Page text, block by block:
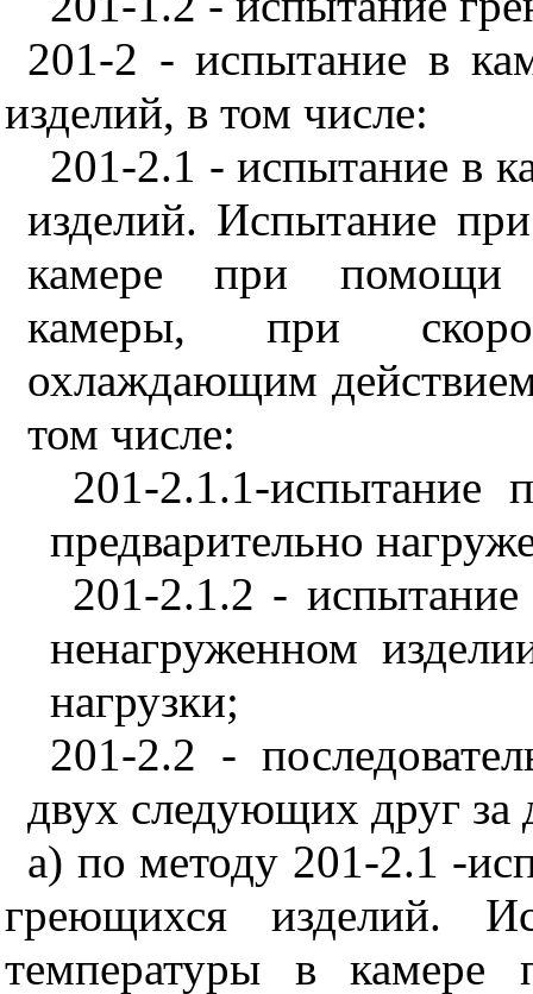
201-2 - испытание в
изделий, в том числе:
201-2.1 - испытание в
изделий. Испытание
камере при помощи
камеры, при
охлаждающим
том числе:
201-2.1.1-испытание
предварительно
201-2.1.2 -
ненагруженном
нагрузки;
201-2.2 -
двух следующих друг за
а) по методу 201-2.1 -
греющихся изделий.
температуры в камере